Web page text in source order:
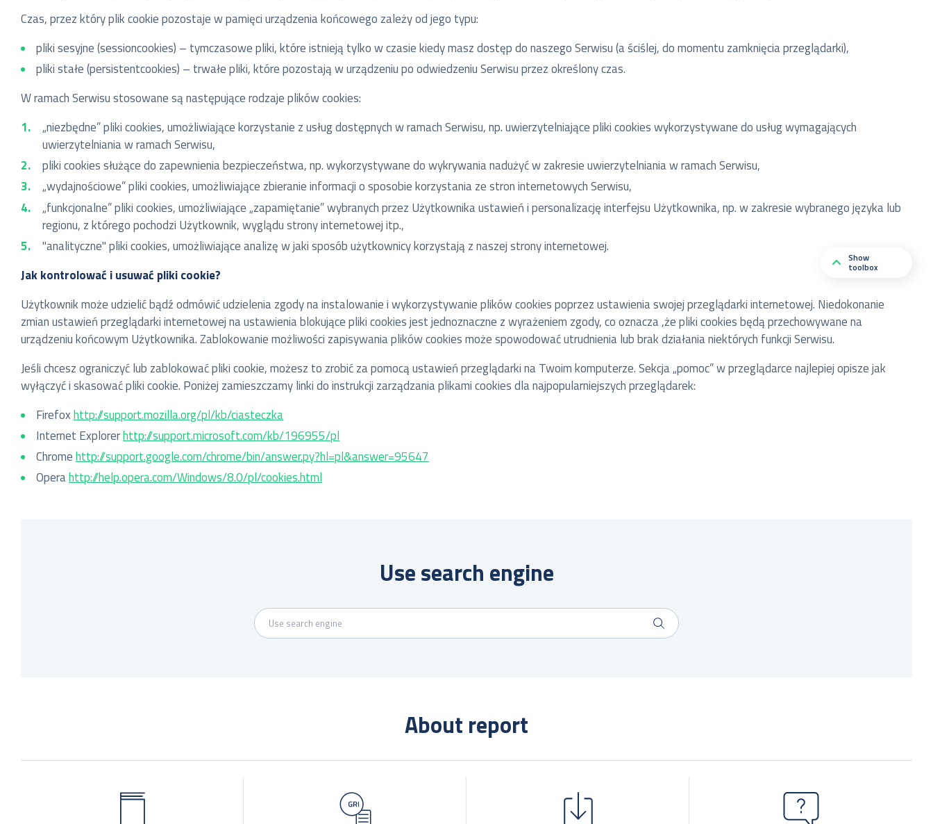
Czas, przez który plik cookie pozostaje w pamięci urządzenia końcowego zależy od jego typu:
pliki sesyjne (sessioncookies) – tymczasowe pliki, które istnieją tylko w czasie kiedy masz dostęp do naszego Serwisu (a ściślej, do momentu zamknięcia przeglądarki),
pliki stałe (persistentcookies) – trwałe pliki, które pozostają w urządzeniu po odwiedzeniu Serwisu przez określony czas.
W ramach Serwisu stosowane są następujące rodzaje plików cookies:
„niezbędne” pliki cookies, umożliwiające korzystanie z usług dostępnych w ramach Serwisu, np. uwierzytelniające pliki cookies wykorzystywane do usług wymagających
uwierzytelniania w ramach Serwisu,
pliki cookies służące do zapewnienia bezpieczeństwa, np. wykorzystywane do wykrywania nadużyć w zakresie uwierzytelniania w ramach Serwisu,
„wydajnościowe” pliki cookies, umożliwiające zbieranie informacji o sposobie korzystania ze stron internetowych Serwisu,
„funkcjonalne” pliki cookies, umożliwiające „zapamiętanie” wybranych przez Użytkownika ustawień i personalizację interfejsu Użytkownika, np. w zakresie wybranego języka lub
regionu, z którego pochodzi Użytkownik, wyglądu strony internetowej itp.,
"analityczne" pliki cookies, umożliwiające analizę w jaki sposób użytkownicy korzystają z naszej strony internetowej.
Jak kontrolować i usuwać pliki cookie?
Użytkownik może udzielić bądź odmówić udzielenia zgody na instalowanie i wykorzystywanie plików cookies poprzez ustawienia swojej przeglądarki internetowej. Niedokonanie
zmian ustawień przeglądarki internetowej na ustawienia blokujące pliki cookies jest jednoznaczne z wyrażeniem zgody, co oznacza ,że pliki cookies będą przechowywane na
urządzeniu końcowym Użytkownika. Zablokowanie możliwości zapisywania plików cookies może spowodować utrudnienia lub brak działania niektórych funkcji Serwisu.
Jeśli chcesz ograniczyć lub zablokować pliki cookie, możesz to zrobić za pomocą ustawień przeglądarki na Twoim komputerze. Sekcja „pomoc” w przeglądarce najlepiej opisze jak
wyłączyć i skasować pliki cookie. Poniżej zamieszczamy linki do instrukcji zarządzania plikami cookies dla najpopularniejszych przeglądarek:
Firefoxhttp://support.mozilla.org/pl/kb/ciasteczka
Internet Explorerhttp://support.microsoft.com/kb/196955/pl
Chromehttp://support.google.com/chrome/bin/answer.py?hl=pl&answer=95647
Operahttp://help.opera.com/Windows/8.0/pl/cookies.html
Use search engine
About report
Show
toolbox